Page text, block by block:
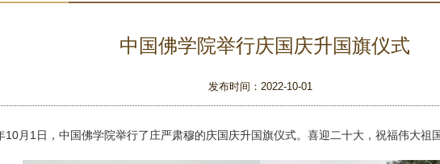
中国佛学院举行庆国庆升国旗仪式
发布时间：2022-10-01
10月1日，中国佛学院举行了庄严肃穆的庆国庆升国旗仪式。喜迎二十大，祝福伟大祖